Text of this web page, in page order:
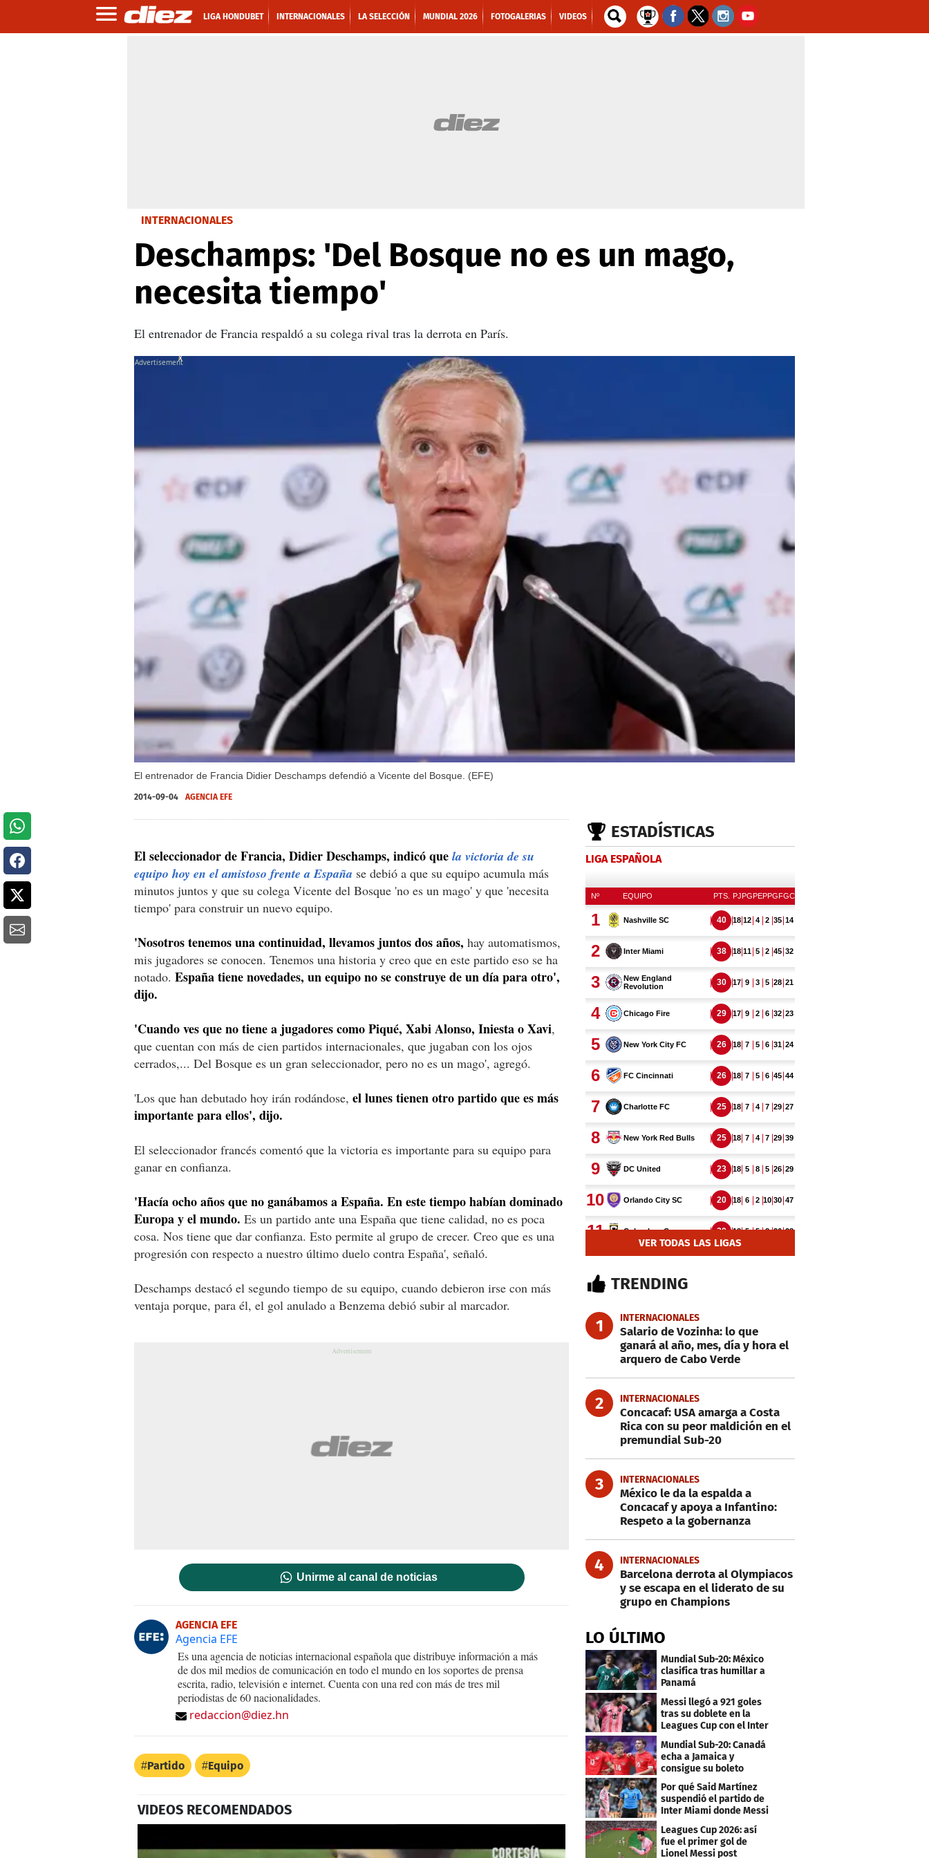
LIGA HONDUBET INTERNACIONALES LA SELECCIÓN MUNDIAL 2026 FOTOGALERIAS VIDEOS
INTERNACIONALES
Deschamps: 'Del Bosque no es un mago,
necesita tiempo'
El entrenador de Francia respaldó a su colega rival tras la derrota en París.
El entrenador de Francia Didier Deschamps defendió a Vicente del Bosque. (EFE)
X
2014-09-04 AGENCIA EFE
El seleccionador de Francia, Didier Deschamps, indicó que la victoria de su
equipo hoy en el amistoso frente a España se debió a que su equipo acumula más
minutos juntos y que su colega Vicente del Bosque 'no es un mago' y que 'necesita
tiempo' para construir un nuevo equipo.
'Nosotros tenemos una continuidad, llevamos juntos dos años, hay automatismos,
mis jugadores se conocen. Tenemos una historia y creo que en este partido eso se ha
notado. España tiene novedades, un equipo no se construye de un día para otro',
dijo.
'Cuando ves que no tiene a jugadores como Piqué, Xabi Alonso, Iniesta o Xavi,
que cuentan con más de cien partidos internacionales, que jugaban con los ojos
cerrados,... Del Bosque es un gran seleccionador, pero no es un mago', agregó.
'Los que han debutado hoy irán rodándose, el lunes tienen otro partido que es más
importante para ellos', dijo.
El seleccionador francés comentó que la victoria es importante para su equipo para
ganar en confianza.
'Hacía ocho años que no ganábamos a España. En este tiempo habían dominado
Europa y el mundo. Es un partido ante una España que tiene calidad, no es poca
cosa. Nos tiene que dar confianza. Esto permite al grupo de crecer. Creo que es una
progresión con respecto a nuestro último duelo contra España', señaló.
Deschamps destacó el segundo tiempo de su equipo, cuando debieron irse con más
ventaja porque, para él, el gol anulado a Benzema debió subir al marcador.
Unirme al canal de noticias
AGENCIA EFE
Agencia EFE
Es una agencia de noticias internacional española que distribuye información a más
de dos mil medios de comunicación en todo el mundo en los soportes de prensa
escrita, radio, televisión e internet. Cuenta con una red con más de tres mil
periodistas de 60 nacionalidades.
redaccion@diez.hn
Partido Equipo
VIDEOS RECOMENDADOS
ESTADÍSTICAS
LIGA ESPAÑOLA
VER TODAS LAS LIGAS
TRENDING
1 INTERNACIONALES
Salario de Vozinha: lo que
ganará al año, mes, día y hora el
arquero de Cabo Verde
2 INTERNACIONALES
Concacaf: USA amarga a Costa
Rica con su peor maldición en el
premundial Sub-20
3 INTERNACIONALES
México le da la espalda a
Concacaf y apoya a Infantino:
Respeto a la gobernanza
4 INTERNACIONALES
Barcelona derrota al Olympiacos
y se escapa en el liderato de su
grupo en Champions
LO ÚLTIMO
Mundial Sub-20: México
clasifica tras humillar a
Panamá
Messi llegó a 921 goles
tras su doblete en la
Leagues Cup con el Inter
Miami
Mundial Sub-20: Canadá
echa a Jamaica y
consigue su boleto
Por qué Said Martínez
suspendió el partido de
Inter Miami donde Messi
Leagues Cup 2026: así
fue el primer gol de
Lionel Messi post